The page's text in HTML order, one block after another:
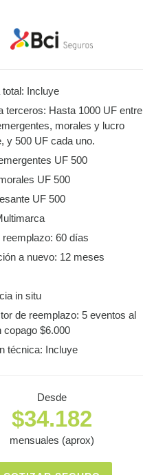
total: Incluye
terceros: Hasta 1000 UF entre
morales y lucro
y 500 UF cada uno.
UF 500
UF 500
UF 500
reemplazo: 60 días
a nuevo: 12 meses
in situ
de reemplazo: 5 eventos al
copago $6.000
técnica: Incluye
Desde
$34.182
mensuales (aprox)